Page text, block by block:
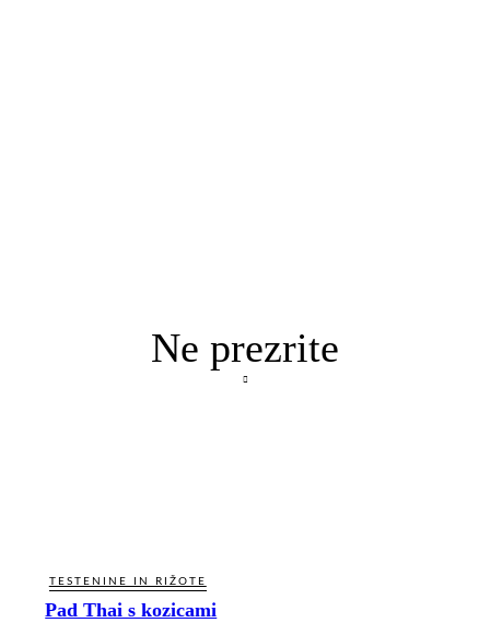
Ne prezrite
TESTENINE IN RIŽOTE
Pad Thai s kozicami